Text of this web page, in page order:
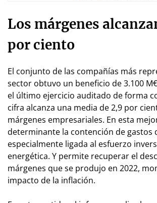
Los márgenes
por ciento
El conjunto de las compañías más
sector obtuvo un beneficio de 3.100
el último ejercicio auditado de forma
cifra alcanza una media de 2,9 por
márgenes empresariales. En esta
determinante la contención de gastos
especialmente ligada al esfuerzo
energética. Y permite recuperar el
márgenes que se produjo en 2022,
impacto de la inflación.